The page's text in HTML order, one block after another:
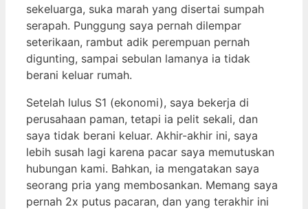
sekeluarga, suka marah yang disertai sumpah
serapah. Punggung saya pernah dilempar
seterikaan, rambut adik perempuan pernah
digunting, sampai sebulan lamanya ia tidak
berani keluar rumah.
Setelah lulus S1 (ekonomi), saya bekerja di
perusahaan paman, tetapi ia pelit sekali, dan
saya tidak berani keluar. Akhir-akhir ini, saya
lebih susah lagi karena pacar saya memutuskan
hubungan kami. Bahkan, ia mengatakan saya
seorang pria yang membosankan. Memang saya
pernah 2x putus pacaran, dan yang terakhir ini